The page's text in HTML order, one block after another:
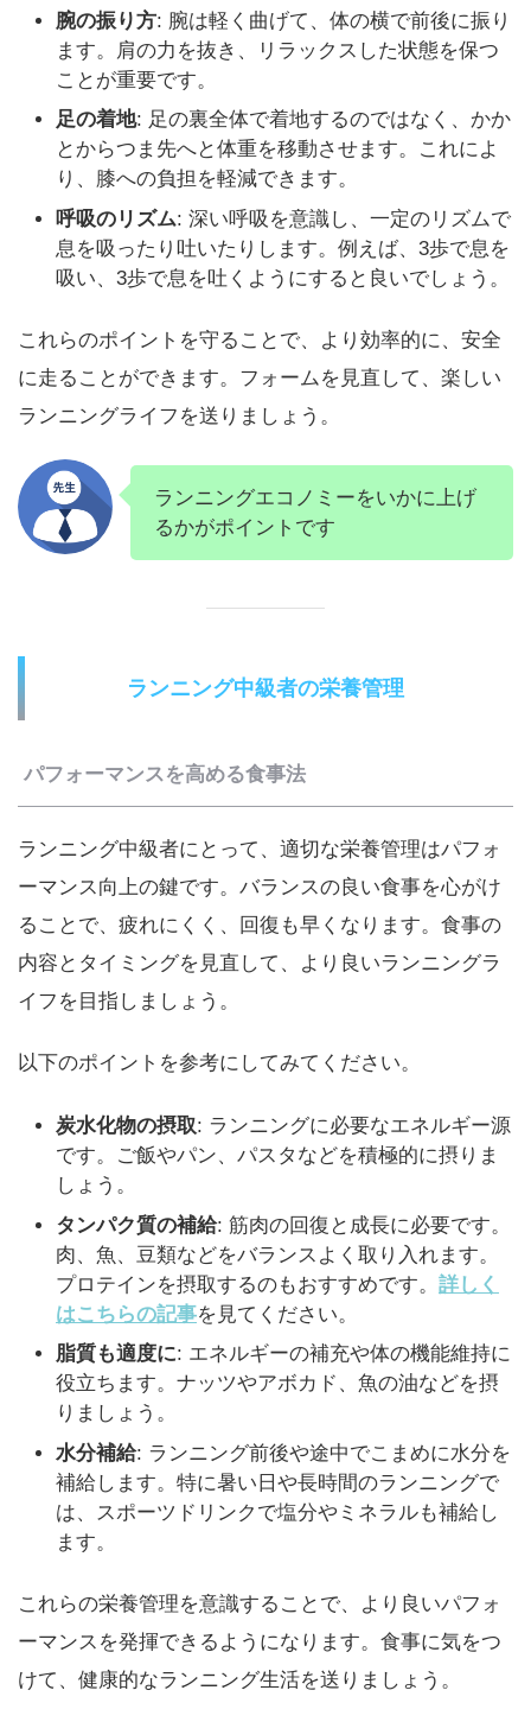
腕の振り方: 腕は軽く曲げて、体の横で前後に振り
ます。肩の力を抜き、リラックスした状態を保つ
ことが重要です。
足の着地: 足の裏全体で着地するのではなく、かか
とからつま先へと体重を移動させます。これによ
り、膝への負担を軽減できます。
呼吸のリズム: 深い呼吸を意識し、一定のリズムで
息を吸ったり吐いたりします。例えば、3歩で息を
吸い、3歩で息を吐くようにすると良いでしょう。
これらのポイントを守ることで、より効率的に、安全
に走ることができます。フォームを見直して、楽しい
ランニングライフを送りましょう。
ランニングエコノミーをいかに上げ
るかがポイントです
ランニング中級者の栄養管理
パフォーマンスを高める食事法
ランニング中級者にとって、適切な栄養管理はパフォ
ーマンス向上の鍵です。バランスの良い食事を心がけ
ることで、疲れにくく、回復も早くなります。食事の
内容とタイミングを見直して、より良いランニングラ
イフを目指しましょう。
以下のポイントを参考にしてみてください。
炭水化物の摂取: ランニングに必要なエネルギー源
です。ご飯やパン、パスタなどを積極的に摂りま
しょう。
タンパク質の補給: 筋肉の回復と成長に必要です。
肉、魚、豆類などをバランスよく取り入れます。
プロテインを摂取するのもおすすめです。 詳しく
はこちらの記事を見てください。
脂質も適度に: エネルギーの補充や体の機能維持に
役立ちます。ナッツやアボカド、魚の油などを摂
りましょう。
水分補給: ランニング前後や途中でこまめに水分を
補給します。特に暑い日や長時間のランニングで
は、スポーツドリンクで塩分やミネラルも補給し
ます。
これらの栄養管理を意識することで、より良いパフォ
ーマンスを発揮できるようになります。食事に気をつ
けて、健康的なランニング生活を送りましょう。